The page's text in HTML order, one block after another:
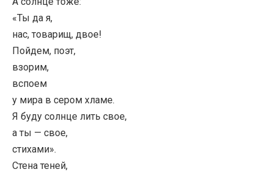
«Ты да я,
нас, товарищ, двое!
Пойдем, поэт,
взорим,
вспоем
у мира в сером хламе.
Я буду солнце лить свое,
а ты — свое,
стихами».
Стена теней,